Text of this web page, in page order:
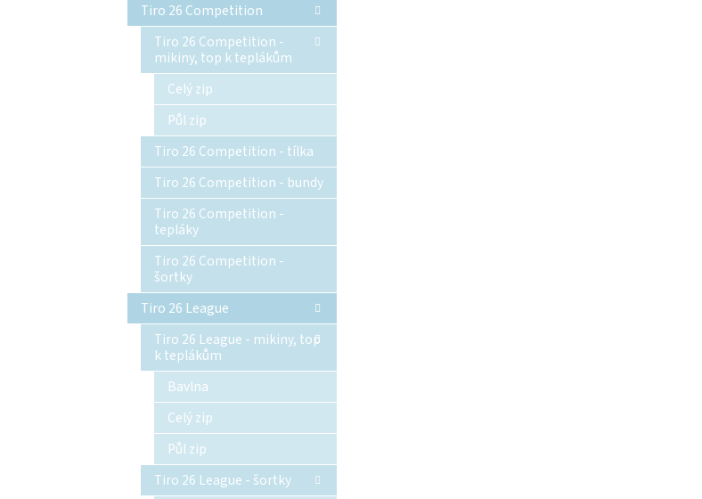
Tiro 26 Competition
Tiro 26 Competition -
mikiny, top k teplákům
Celý zip
Půl zip
Tiro 26 Competition - tílka
Tiro 26 Competition - bundy
Tiro 26 Competition -
tepláky
Tiro 26 Competition -
šortky
Tiro 26 League
Tiro 26 League - mikiny, top
k teplákům
Bavlna
Celý zip
Půl zip
Tiro 26 League - šortky